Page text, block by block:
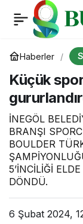
Haberler
Küçük
İNEGÖL
BRANŞI
BOULDER
5’İNCİLİĞİ
DÖNDÜ.
6 Şubat 2024,
Bursaspor
Bür’ün,
Erdoğan’la
camiada
oluşturdu